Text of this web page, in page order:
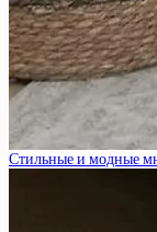
Стильные и модные